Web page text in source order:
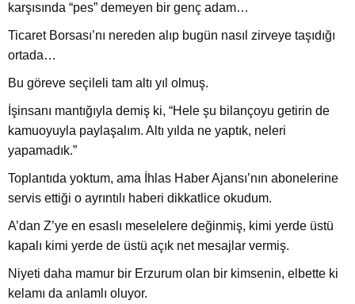
karşısında “pes” demeyen bir genç adam…
Ticaret Borsası’nı nereden alıp bugün nasıl zirveye taşıdığı
ortada…
Bu göreve seçileli tam altı yıl olmuş.
İşinsanı mantığıyla demiş ki, “Hele şu bilançoyu getirin de
kamuoyuyla paylaşalım. Altı yılda ne yaptık, neleri
yapamadık.”
Toplantıda yoktum, ama İhlas Haber Ajansı’nın abonelerine
servis ettiği o ayrıntılı haberi dikkatlice okudum.
A’dan Z’ye en esaslı meselelere değinmiş, kimi yerde üstü
kapalı kimi yerde de üstü açık net mesajlar vermiş.
Niyeti daha mamur bir Erzurum olan bir kimsenin, elbette ki
kelamı da anlamlı oluyor.